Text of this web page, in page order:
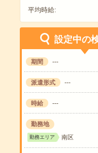
平均時給:
設定中の
期間 ---
派遣形式 ---
時給 ---
勤務地
勤務エリア 南区